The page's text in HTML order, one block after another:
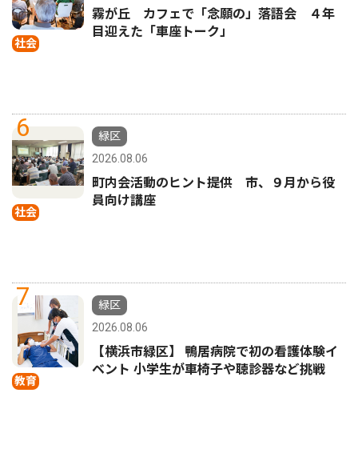
社会
霧が丘 カフェで「念願の」落語会 ４年
目迎えた「車座トーク」
6
社会
緑区
2026.08.06
町内会活動のヒント提供 市、９月から役
員向け講座
7
教育
緑区
2026.08.06
【横浜市緑区】 鴨居病院で初の看護体験イ
ベント 小学生が車椅子や聴診器など挑戦